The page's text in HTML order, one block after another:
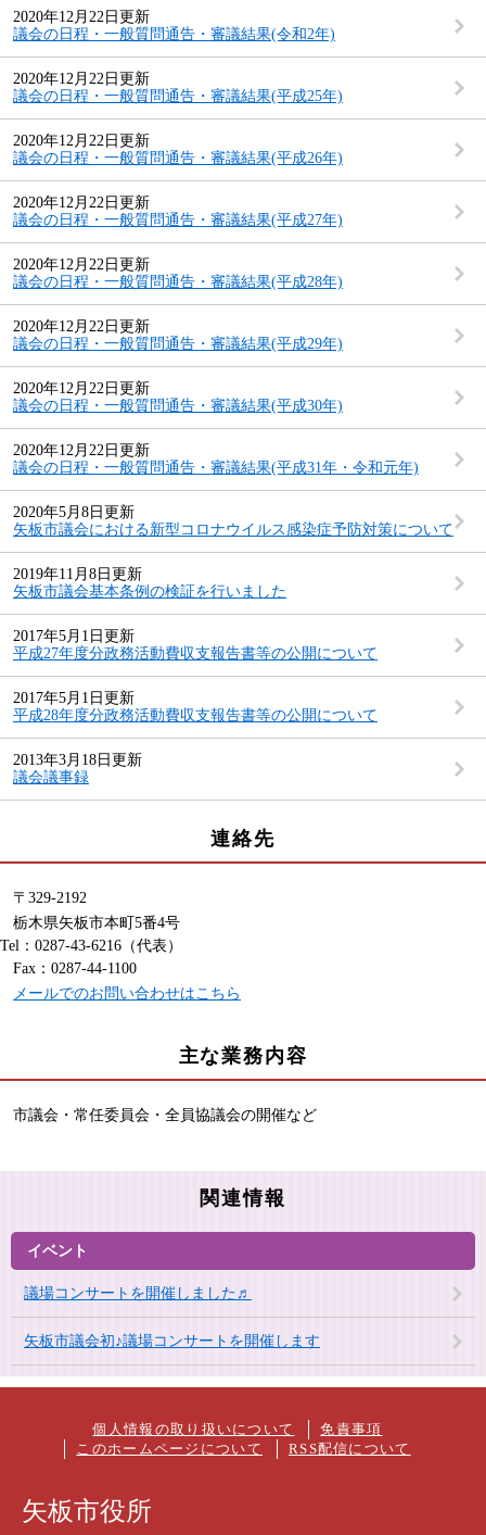
2020年12月22日更新
議会の日程・一般質問通告・審議結果(令和2年)
2020年12月22日更新
議会の日程・一般質問通告・審議結果(平成25年)
2020年12月22日更新
議会の日程・一般質問通告・審議結果(平成26年)
2020年12月22日更新
議会の日程・一般質問通告・審議結果(平成27年)
2020年12月22日更新
議会の日程・一般質問通告・審議結果(平成28年)
2020年12月22日更新
議会の日程・一般質問通告・審議結果(平成29年)
2020年12月22日更新
議会の日程・一般質問通告・審議結果(平成30年)
2020年12月22日更新
議会の日程・一般質問通告・審議結果(平成31年・令和元年)
2020年5月8日更新
矢板市議会における新型コロナウイルス感染症予防対策について
2019年11月8日更新
矢板市議会基本条例の検証を行いました
2017年5月1日更新
平成27年度分政務活動費収支報告書等の公開について
2017年5月1日更新
平成28年度分政務活動費収支報告書等の公開について
2013年3月18日更新
議会議事録
連絡先
〒329-2192
栃木県矢板市本町5番4号
Tel：0287-43-6216 （代表）
Fax：0287-44-1100
メールでのお問い合わせはこちら
主な業務内容
市議会・常任委員会・全員協議会の開催など
関連情報
イベント
議場コンサートを開催しました♬
矢板市議会初♪議場コンサートを開催します
個人情報の取り扱いについて
免責事項
このホームページについて
RSS配信について
矢板市役所